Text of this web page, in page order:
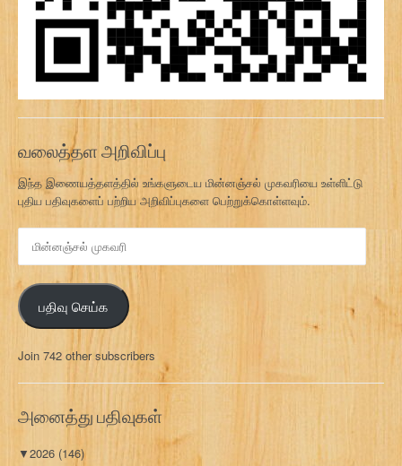
வலைத்தள அறிவிப்பு
இந்த இணையத்தளத்தில் உங்களுடைய மின்னஞ்சல் முகவரியை உள்ளிட்டு
புதிய பதிவுகளைப் பற்றிய அறிவிப்புகளை பெற்றுக்கொள்ளவும்.
ஞ்
ச
ல்
க
வ
பதிவு செய்க
Join 742 other subscribers
அனைத்து பதிவுகள்
▼2026 (146)